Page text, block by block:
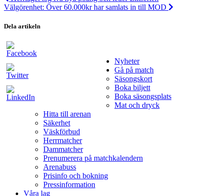
Välgörenhet: Över 60.000kr har samlats in till MOD
Dela artikeln
Nyheter
Gå på match
Säsongskort
Boka biljett
Boka säsongsplats
Mat och dryck
Hitta till arenan
Säkerhet
Väskförbud
Herrmatcher
Dammatcher
Prenumerera på matchkalendern
Arenabuss
Prisinfo och bokning
Pressinformation
Våra lag